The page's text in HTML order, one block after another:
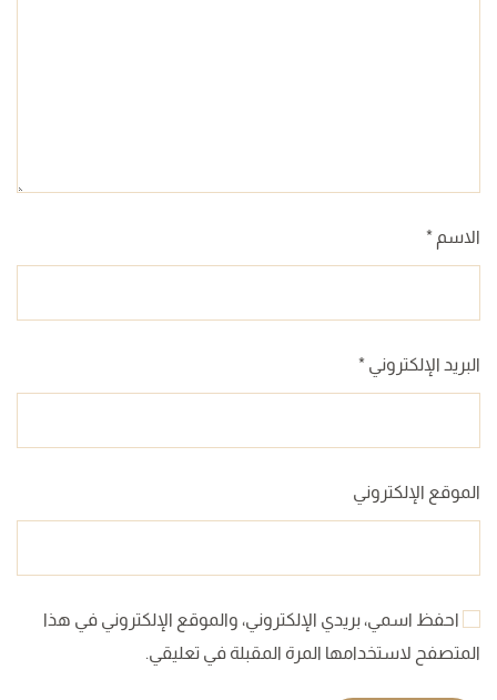
الاسم *
البريد الإلكتروني *
الموقع الإلكتروني
احفظ اسمي، بريدي الإلكتروني، والموقع الإلكتروني في هذا
المتصفح لاستخدامها المرة المقبلة في تعليقي.